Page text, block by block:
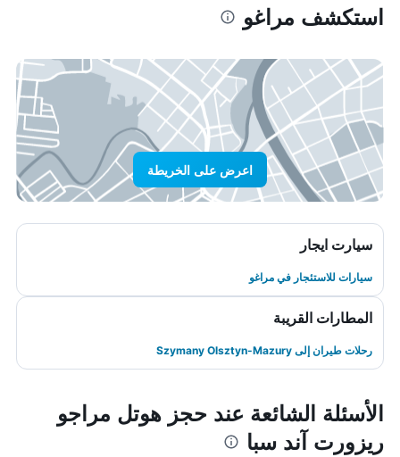
استكشف مراغو
اعرض على الخريطة
سيارت ايجار
سيارات للاستئجار في مراغو
المطارات القريبة
رحلات طيران إلى Szymany Olsztyn-Mazury
الأسئلة الشائعة عند حجز هوتل مراجو
ريزورت آند سبا